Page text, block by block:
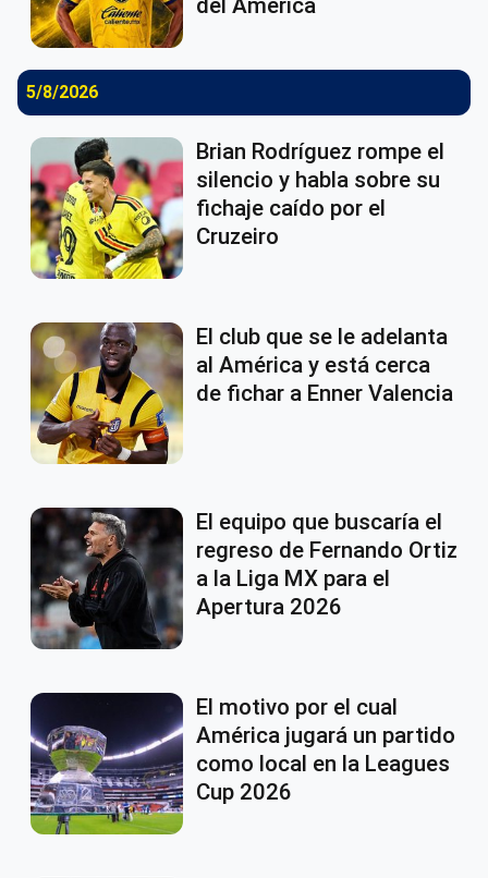
del América
5/8/2026
Brian Rodríguez rompe el
silencio y habla sobre su
fichaje caído por el
Cruzeiro
El club que se le adelanta
al América y está cerca
de fichar a Enner Valencia
El equipo que buscaría el
regreso de Fernando Ortiz
a la Liga MX para el
Apertura 2026
El motivo por el cual
América jugará un partido
como local en la Leagues
Cup 2026